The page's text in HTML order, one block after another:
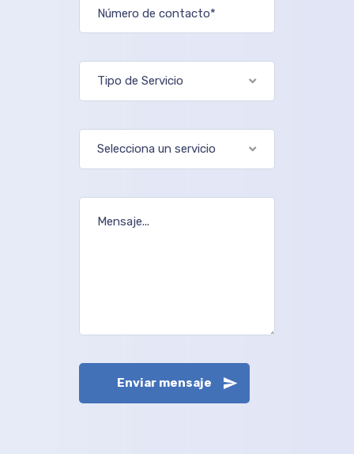
Tipo de Servicio
Selecciona un servicio
Enviar mensaje